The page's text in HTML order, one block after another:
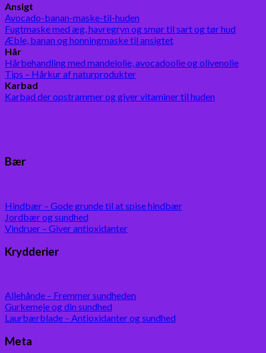
Ansigt
Avocado-banan-maske-til-huden
Fugtmaske med æg, havregryn og smør til sart og tør hud
Æble, banan og honningmaske til ansigtet
Hår
Hårbehandling med mandelolie, avocadoolie og olivenolie
Tips – Hårkur af naturprodukter
Karbad
Karbad der opstrammer og giver vitaminer til huden
Bær
Hindbær – Gode grunde til at spise hindbær
Jordbær og sundhed
Vindruer – Giver antioxidanter
Krydderier
Allehånde – Fremmer sundheden
Gurkemeje og din sundhed
Laurbærblade – Antioxidanter og sundhed
Meta